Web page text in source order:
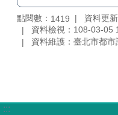
點閱數： 1419
資料更
資料檢視：108-03-05
資料維護：臺北市都市
:::